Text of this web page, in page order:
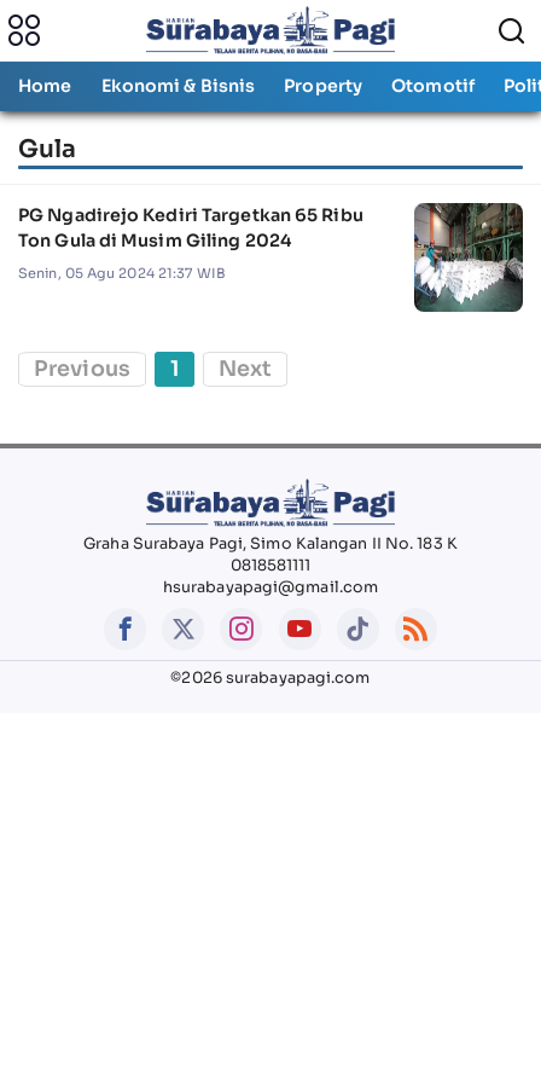
Home Ekonomi & Bisnis Property Otomotif
Gula
PG Ngadirejo Kediri Targetkan 65 Ribu
Ton Gula di Musim Giling 2024
Senin, 05 Agu 2024 21:37 WIB
Previous 1 Next
Graha Surabaya Pagi, Simo Kalangan II No. 183 K
0818581111
hsurabayapagi@gmail.com
©2026 surabayapagi.com